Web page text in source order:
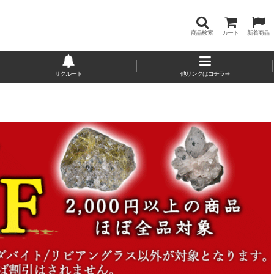
商品検索 カート 新着商品
リクルート 他リンクはコチラ→